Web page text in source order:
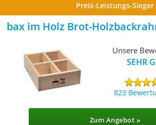
Preis-Leistungs-Sieger
bax im Holz Brot-
Unsere
SEHR
823
Zum Angebot »